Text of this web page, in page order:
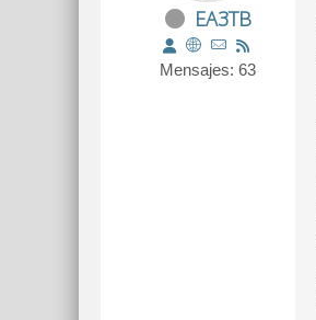
EA3TB
Mensajes: 63